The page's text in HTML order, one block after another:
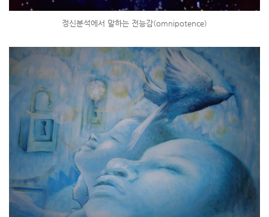
정신분석에서 말하는 전능감(omnipotence)